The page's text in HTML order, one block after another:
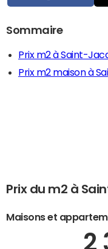
Sommaire
Prix m2 à Saint-
Prix m2 maison à
Prix du m2 à
Maisons et
2